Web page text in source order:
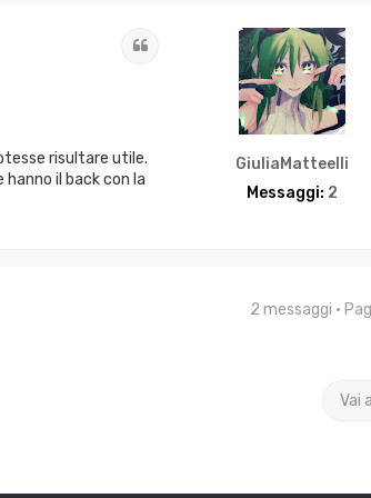
GiuliaMatteelli
Messaggi: 2
risultare utile.
il back con la
2 messaggi •
Vai a